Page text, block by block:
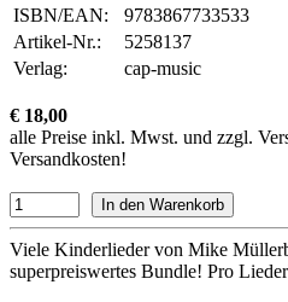
ISBN/EAN:
9783867733533
Artikel-Nr.:
5258137
Verlag:
cap-music
€ 18,00
alle Preise inkl. Mwst. und zzgl.
Versandkosten!
Viele Kinderlieder von Mike
superpreiswertes Bundle! Pro